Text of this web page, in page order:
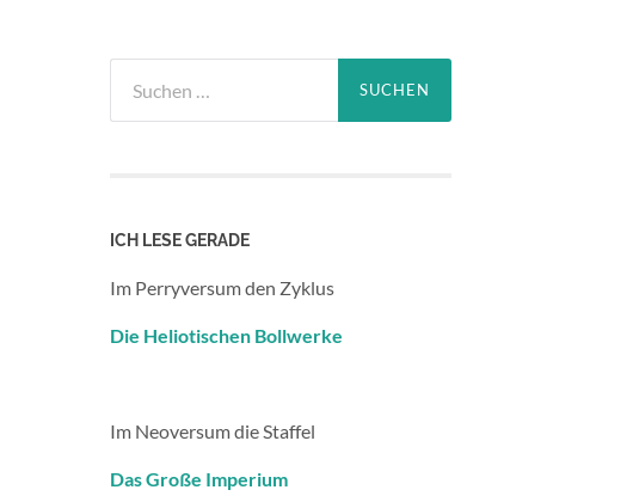
nach:
ICH LESE GERADE
Im Perryversum den Zyklus
Die Heliotischen Bollwerke
Im Neoversum die Staffel
Das Große Imperium